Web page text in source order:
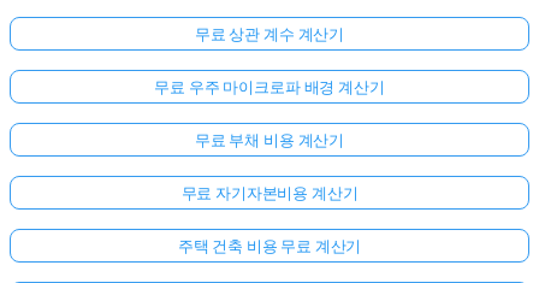
무료 상관 계수 계산기
무료 우주 마이크로파 배경 계산기
무료 부채 비용 계산기
무료 자기자본비용 계산기
주택 건축 비용 무료 계산기